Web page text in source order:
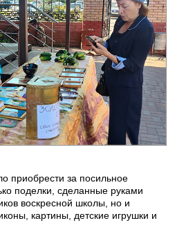
приобрести за посильное
поделки, сделанные руками
воскресной школы, но и
картины, детские игрушки и